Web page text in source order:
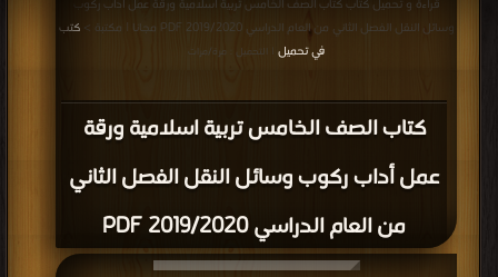
كتاب الصف الخامس تربية اسلامية ورقة
عمل أداب ركوب وسائل النقل الفصل الثاني
من العام الدراسي 2019/2020 PDF
قراءة و تحميل كتاب كتاب الصف الخامس تربية اسلامية ورقة عمل أداب ركوب
وسائل النقل الفصل الثاني من العام الدراسي 2019/2020 PDF مجانا | مكتبة >
كتب
في تحميل
| التحميل : مرة/مرات